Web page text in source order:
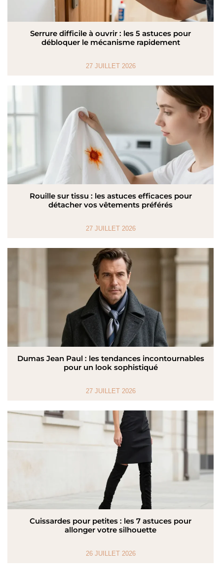
Serrure difficile à ouvrir : les 5 astuces pour
débloquer le mécanisme rapidement
27 JUILLET 2026
Rouille sur tissu : les astuces efficaces pour
détacher vos vêtements préférés
27 JUILLET 2026
Dumas Jean Paul : les tendances incontournables
pour un look sophistiqué
27 JUILLET 2026
Cuissardes pour petites : les 7 astuces pour
allonger votre silhouette
26 JUILLET 2026